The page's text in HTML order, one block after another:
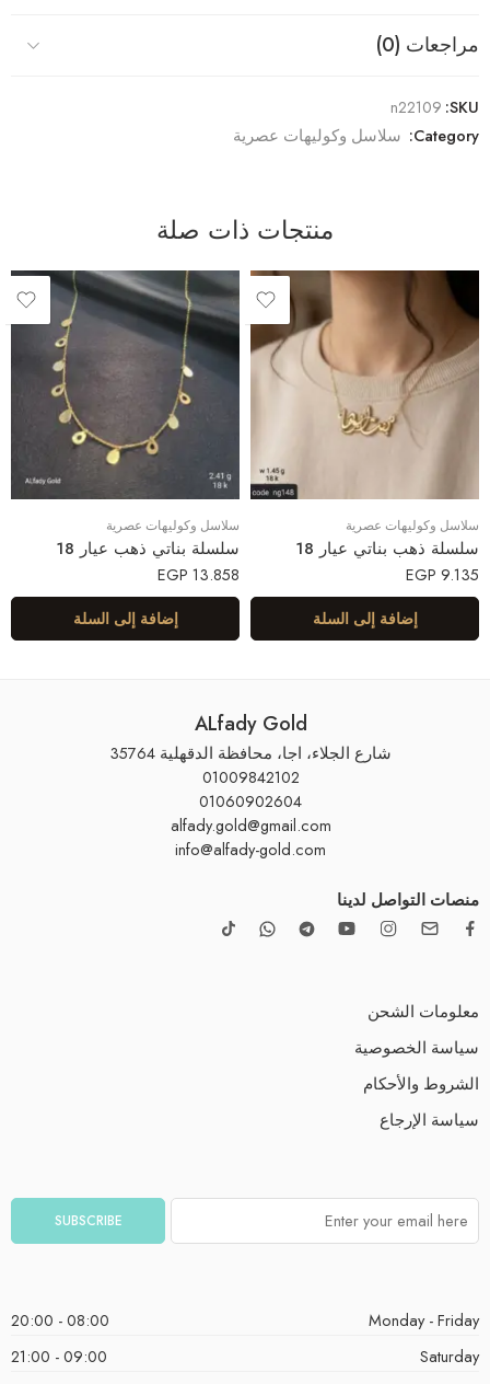
مراجعات (0)
SKU:
n22109
Category:
سلاسل وكوليهات عصرية
منتجات ذات صلة
سلاسل وكوليهات عصرية
سلسلة ذهب بناتي عيار 18
9.135
EGP
إضافة إلى السلة
سلاسل وكوليهات عصرية
سلسلة بناتي ذهب عيار 18
13.858
EGP
إضافة إلى السلة
ALfady Gold
شارع الجلاء، اجا، محافظة الدقهلية 35764
01009842102
01060902604
alfady.gold@gmail.com
info@alfady-gold.com
منصات التواصل لدينا
معلومات الشحن
سياسة الخصوصية
الشروط والأحكام
سياسة الإرجاع
Monday - Friday
08:00 - 20:00
Saturday
09:00 - 21:00